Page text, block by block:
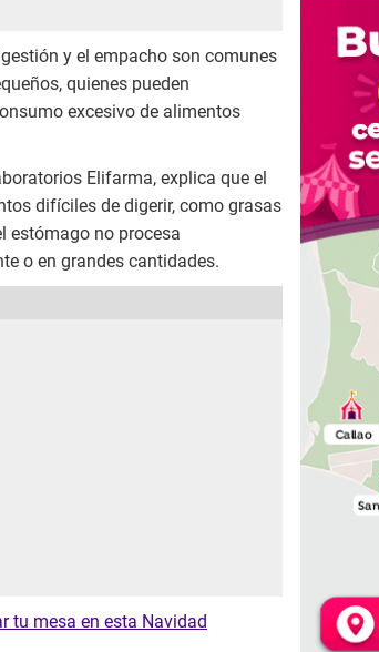
y el empacho son comunes
quienes pueden
excesivo de alimentos
Elifarma, explica que el
difíciles de digerir, como grasas
estómago no procesa
o en grandes cantidades.
tu mesa en esta Navidad